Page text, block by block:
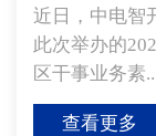
近日，中电智
此次举办的
区干事业务素
查看更多